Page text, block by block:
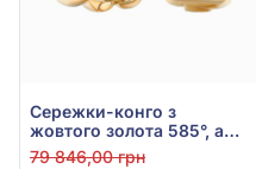
Сережки-конго з
жовтого золота 585°, арт.
4010079ж
79 846,00 грн